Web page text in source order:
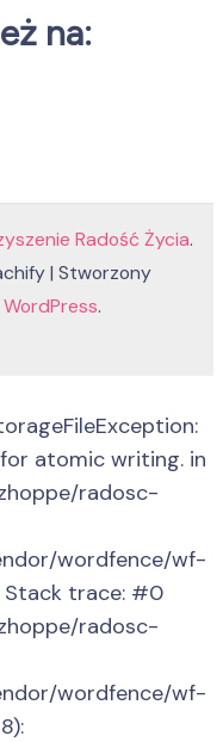
na:
Radość Życia.
| Stworzony
WordPress.
atomic writing. in
radosc-
wordfence/wf-
trace: #0
radosc-
wordfence/wf-